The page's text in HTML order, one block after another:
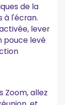
de la
à l'écran.
lever
pouce levé
Zoom, allez